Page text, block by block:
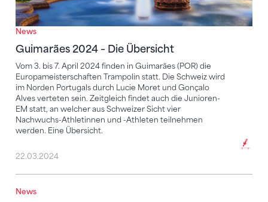
News
Guimarães 2024 – Die Übersicht
Vom 3. bis 7. April 2024 finden in Guimarães (POR) die
Europameisterschaften Trampolin statt. Die Schweiz wird
im Norden Portugals durch Lucie Moret und Gonçalo
Alves verteten sein. Zeitgleich findet auch die Junioren-
EM statt, an welcher aus Schweizer Sicht vier
Nachwuchs-Athletinnen und -Athleten teilnehmen
werden. Eine Übersicht.
22.03.2024
News
Gonçalo Alves bei Weltcup-Premiere auf Rang 11